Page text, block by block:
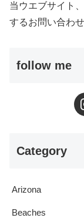
当ウエブサイト
するお問い合わ
follow me
Category
Arizona
Beaches